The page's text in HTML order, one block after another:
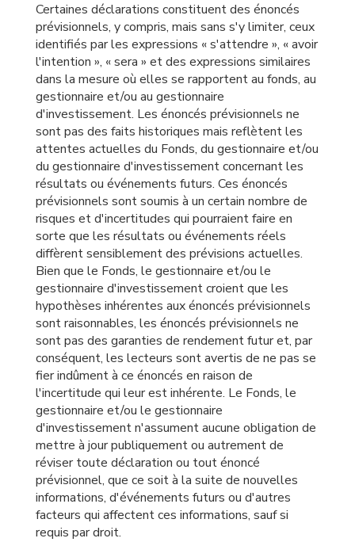
Certaines déclarations constituent des énoncés
prévisionnels, y compris, mais sans s'y limiter, ceux
identifiés par les expressions « s'attendre », « avoir
l'intention », « sera » et des expressions similaires
dans la mesure où elles se rapportent au fonds, au
gestionnaire et/ou au gestionnaire
d'investissement. Les énoncés prévisionnels ne
sont pas des faits historiques mais reflètent les
attentes actuelles du Fonds, du gestionnaire et/ou
du gestionnaire d'investissement concernant les
résultats ou événements futurs. Ces énoncés
prévisionnels sont soumis à un certain nombre de
risques et d'incertitudes qui pourraient faire en
sorte que les résultats ou événements réels
diffèrent sensiblement des prévisions actuelles.
Bien que le Fonds, le gestionnaire et/ou le
gestionnaire d'investissement croient que les
hypothèses inhérentes aux énoncés prévisionnels
sont raisonnables, les énoncés prévisionnels ne
sont pas des garanties de rendement futur et, par
conséquent, les lecteurs sont avertis de ne pas se
fier indûment à ce énoncés en raison de
l'incertitude qui leur est inhérente. Le Fonds, le
gestionnaire et/ou le gestionnaire
d'investissement n'assument aucune obligation de
mettre à jour publiquement ou autrement de
réviser toute déclaration ou tout énoncé
prévisionnel, que ce soit à la suite de nouvelles
informations, d'événements futurs ou d'autres
facteurs qui affectent ces informations, sauf si
requis par droit.